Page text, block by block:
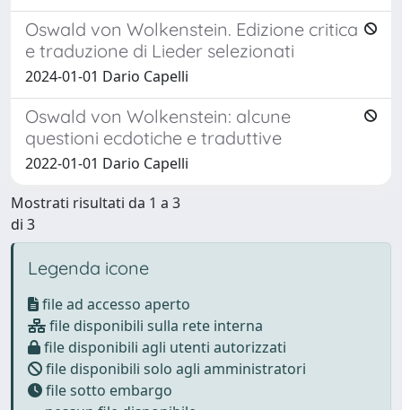
Oswald von Wolkenstein. Edizione critica
e traduzione di Lieder selezionati
2024-01-01 Dario Capelli
Oswald von Wolkenstein: alcune
questioni ecdotiche e traduttive
2022-01-01 Dario Capelli
Mostrati risultati da 1 a 3
di 3
Legenda icone
file ad accesso aperto
file disponibili sulla rete interna
file disponibili agli utenti autorizzati
file disponibili solo agli amministratori
file sotto embargo